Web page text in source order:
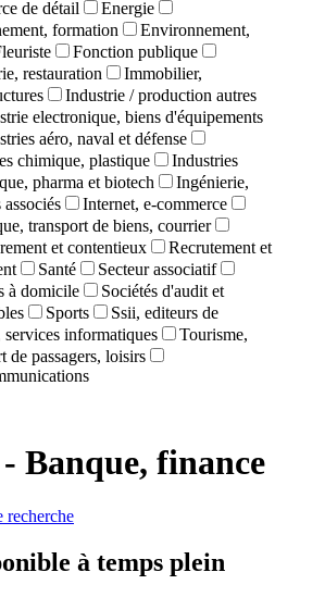
de détail
Energie
formation
Environnement,
Fonction publique
restauration
Immobilier,
Industrie / production autres
electronique, biens d'équipements
aéro, naval et défense
chimique, plastique
Industries
pharma et biotech
Ingénierie,
associés
Internet, e-commerce
transport de biens, courrier
et contentieux
Recrutement et
Santé
Secteur associatif
à domicile
Sociétés d'audit et
Sports
Ssii, editeurs de
informatiques
Tourisme,
de passagers, loisirs
Banque, finance
recherche
à temps plein